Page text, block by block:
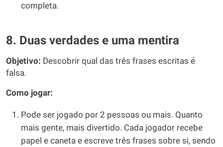
completa.
8. Duas verdades e uma mentira
Objetivo: Descobrir qual das três frases escritas é
falsa.
Como jogar:
Pode ser jogado por 2 pessoas ou mais. Quanto
mais gente, mais divertido. Cada jogador recebe
papel e caneta e escreve três frases sobre si, sendo